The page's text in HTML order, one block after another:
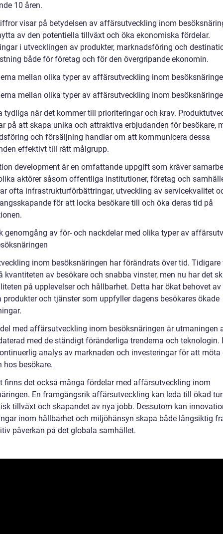
10 åren.
visar på betydelsen av affärsutveckling inom
av den potentiella tillväxt och öka ekonomiska fördelar.
i utvecklingen av produkter, marknadsföring och
både för företag och för den övergripande ekonomin.
mellan olika typer av affärsutveckling inom
mellan olika typer av affärsutveckling inom
tydliga när det kommer till prioriteringar och krav.
på att skapa unika och attraktiva erbjudanden för besökare,
och försäljning handlar om att kommunicera dessa
effektivt till rätt målgrupp.
development är en omfattande uppgift som kräver
aktörer såsom offentliga institutioner, företag och
ofta infrastrukturförbättringar, utveckling av servicekvalitet
för att locka besökare till och öka deras tid på
genomgång av för- och nackdelar med olika typer av
inom besöksnäringen har förändrats över tid. Tidigare
kvantiteten av besökare och snabba vinster, men nu har det
på upplevelser och hållbarhet. Detta har ökat behovet
produkter och tjänster som uppfyller dagens besökares ökade
med affärsutveckling inom besöksnäringen är utmaningen
med de ständigt föränderliga trenderna och teknologin.
analys av marknaden och investeringar för att möta
hos besökare.
finns det också många fördelar med affärsutveckling inom
En framgångsrik affärsutveckling kan leda till ökad
tillväxt och skapandet av nya jobb. Dessutom kan
inom hållbarhet och miljöhänsyn skapa både långsiktig
påverkan på det globala samhället.